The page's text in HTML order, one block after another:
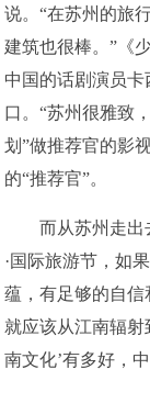
说。“在苏州的旅
建筑也很棒。”《
中国的话剧演员卡
口。“苏州很雅致
划”做推荐官的影
的“推荐官”。
而从苏州走出去
·国际旅游节，如
蕴，有足够的自信
就应该从江南辐射
南文化’有多好，